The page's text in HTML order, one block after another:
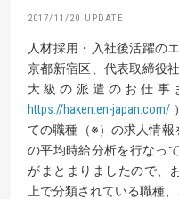
2017/11/20
人材採用・入社後活躍の
京都新宿区、代表取締役
大級の派遣のお仕事
https://haken.en-japan.com/
ての職種（※）の求人情
の平均時給分析を行なっ
がまとまりましたので、
上で分類されている職種